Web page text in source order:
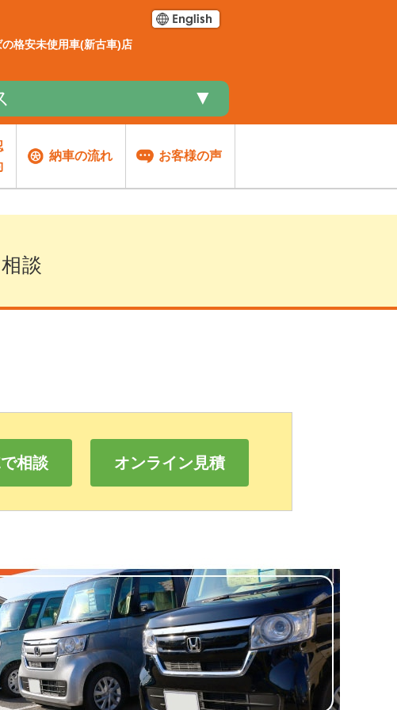
格安未使用車(新古車)店
▼
納車の流れ お客様の声
談
相談 オンライン見積